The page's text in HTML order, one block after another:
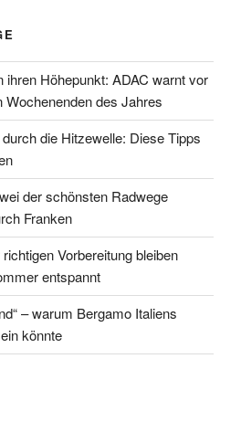
ihren Höhepunkt: ADAC warnt vor
des Jahres
die Hitzewelle: Diese Tipps
der schönsten Radwege
Franken
Vorbereitung bleiben
entspannt
– warum Bergamo Italiens
könnte